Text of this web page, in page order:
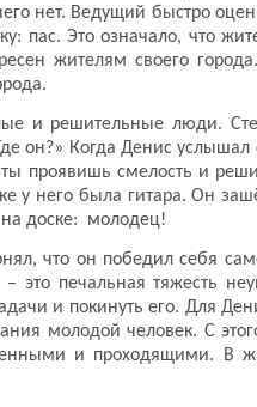
нет. Ведущий быстро
Это означало, что
жителям своего
и решительные люди.
он?» Когда Денис услышал
проявишь смелость и
у него была гитара. Он
доске: молодец!
что он победил себя
печальная тяжесть
и покинуть его. Для
молодой человек. С
и проходящими. В